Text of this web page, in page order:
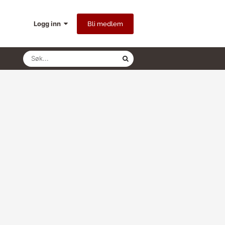
Logg inn Bli medlem